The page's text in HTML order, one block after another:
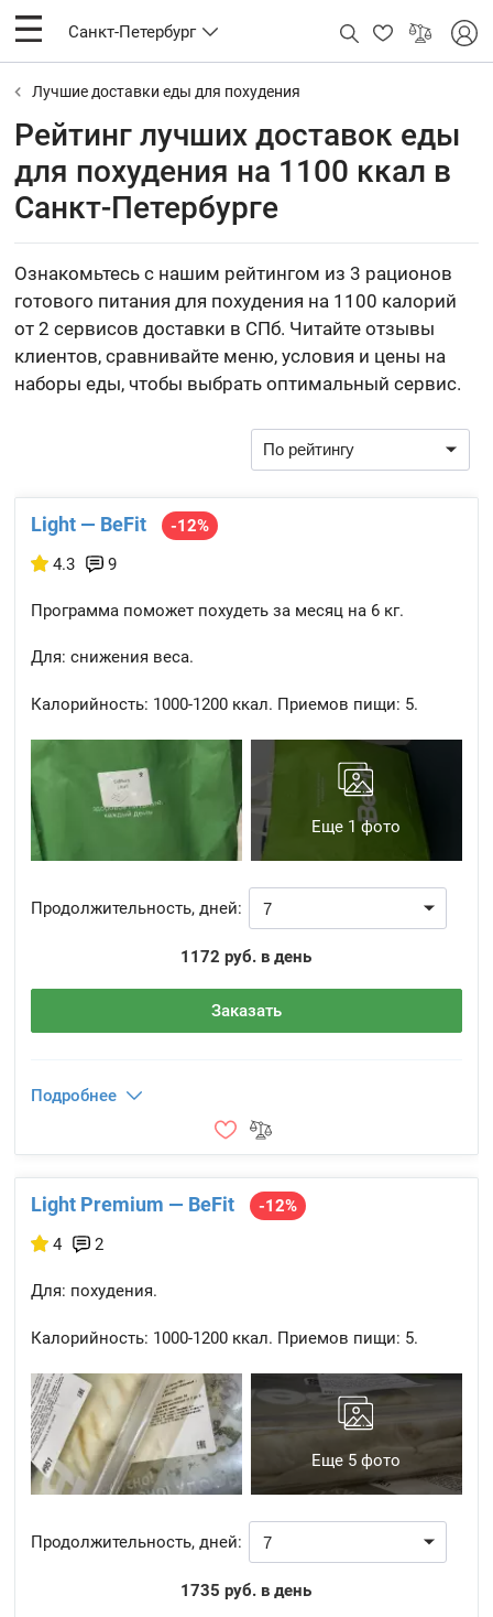
Санкт-Петербург
Лучшие доставки еды для похудения
Рейтинг лучших доставок еды
для похудения на 1100 ккал в
Санкт-Петербурге
Ознакомьтесь с нашим рейтингом из 3 рационов
готового питания для похудения на 1100 калорий
от 2 сервисов доставки в СПб. Читайте отзывы
клиентов, сравнивайте меню, условия и цены на
наборы еды, чтобы выбрать оптимальный сервис.
Light — BeFit
-12%
4.3
9
Программа поможет похудеть за месяц на 6 кг.
Для: снижения веса.
Калорийность: 1000-1200 ккал. Приемов пищи: 5.
Еще 1 фото
Продолжительность, дней:
1172 руб. в день
Заказать
Подробнее
Light Premium — BeFit
-12%
4
2
Для: похудения.
Калорийность: 1000-1200 ккал. Приемов пищи: 5.
Еще 5 фото
Продолжительность, дней:
1735 руб. в день